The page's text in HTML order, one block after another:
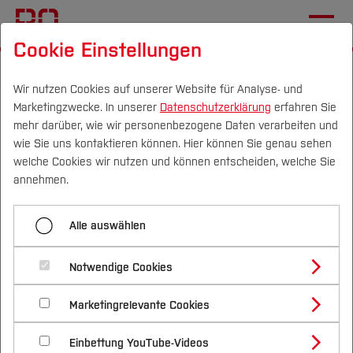
Campus Personen DE|EN Quicklinks
Studium
Studienangebote
Bachelorstudiengänge
Masterstudiengänge
Vor dem Studium
Bewerben & Einschreiben
Bewerbungsportal
Im Studium
Studienbüros und Prüfungen
Nach dem Studium
Forschung & Transfer
Profil
Forschungs- und Transferprofil
Schwerpunkte (FuT)
Beratung & Förderung
Nachhaltigkeit
Nachhaltigkeit studieren
International
Prof. Dr. Sommer: „Mit der
richtigen Ausgestaltung
stimmt die Mehrheit auch
einem CO2-Preis von 50
Euro zu!“
15.07.2022Nachhaltigkeit, Wirtschaft (FB W)
Interview mit Prof. Dr. Sommer
(Fachbereich Wirtschaft)
Cookie Einstellungen
Wir nutzen Cookies auf unserer Website für Analyse- und
Marketingzwecke. In unserer Datenschutzerklärung erfahren Sie
mehr darüber, wie wir personenbezogene Daten verarbeiten und
wie Sie uns kontaktieren können. Hier können Sie genau sehen
welche Cookies wir nutzen und können entscheiden, welche Sie
annehmen.
Alle auswählen
Notwendige Cookies
Marketingrelevante Cookies
Einbettung YouTube-Videos